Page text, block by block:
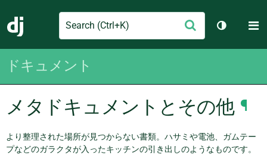
Django
Search
信
テーマを
ドキュメント
メタドキュメントとその他 ¶
より整理された場所が見つからない書類。ハサミや電池、ガムテー
プなどのガラクタが入ったキッチンの引き出しのようなものです。